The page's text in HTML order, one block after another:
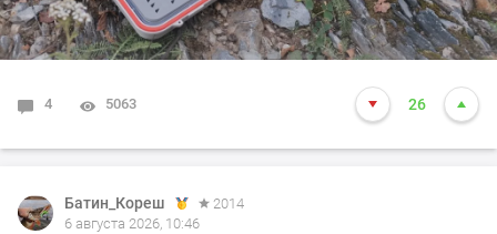
4 5063 26
Батин_Кореш
2014
6 августа 2026, 10:46